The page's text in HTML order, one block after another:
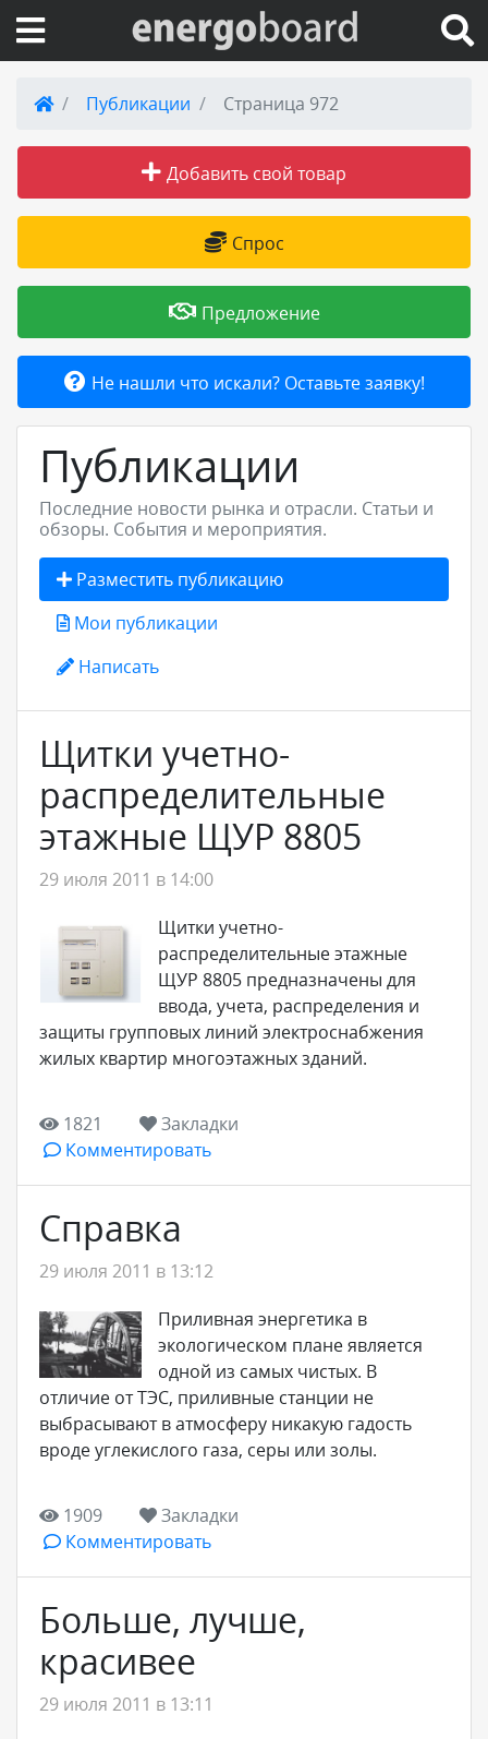
Вход на сайт
Поиск по сайту
Публикации
Справка
Товары и услуги
Добавить товар или услугу
Публикации Страница 972
Добавить свой товар
Спрос
Предложение
Не нашли что искали? Оставьте заявку!
Публикации
Последние новости рынка и отрасли. Статьи и
обзоры. События и мероприятия.
Разместить публикацию
Мои публикации
Написать
Щитки учетно-
распределительные
этажные ЩУР 8805
29 июля 2011 в 14:00
Щитки учетно-
распределительные этажные
ЩУР 8805 предназначены для
ввода, учета, распределения и
защиты групповых линий электроснабжения
жилых квартир многоэтажных зданий.
1821
Закладки
Комментировать
Справка
29 июля 2011 в 13:12
Приливная энергетика в
экологическом плане является
одной из самых чистых. В
отличие от ТЭС, приливные станции не
выбрасывают в атмосферу никакую гадость
вроде углекислого газа, серы или золы.
1909
Закладки
Комментировать
Больше, лучше,
красивее
29 июля 2011 в 13:11